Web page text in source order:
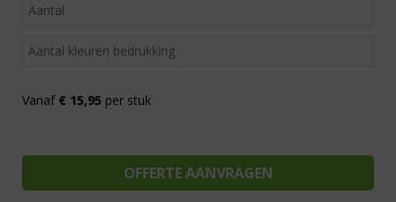
Vanaf € 15,95 per stuk